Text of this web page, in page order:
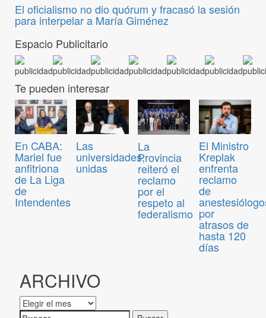
El oficialismo no dio quórum y fracasó la sesión
para interpelar a María Giménez
Espacio Publicitario
Te pueden interesar
En CABA:
Mariel fue
anfitriona
de La Liga
de
Intendentes
Las
universidades,
unidas
La
Provincia
reiteró el
reclamo
por el
respeto al
federalismo
El Ministro
Kreplak
enfrenta
reclamo
de
por
atrasos de
hasta 120
días
ARCHIVO